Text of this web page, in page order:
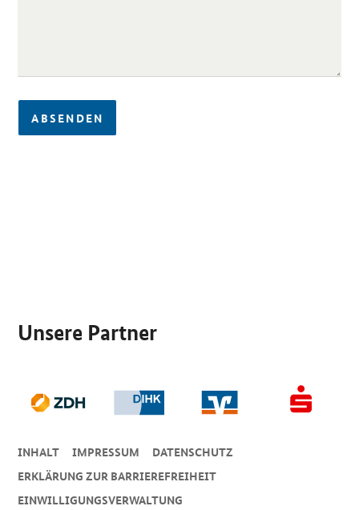
ABSENDEN
Unsere Partner
INHALT IMPRESSUM
DA­TEN­SCHUTZ
ERKLÄRUNG ZUR BARRIEREFREIHEIT
EINWILLIGUNGSVERWALTUNG